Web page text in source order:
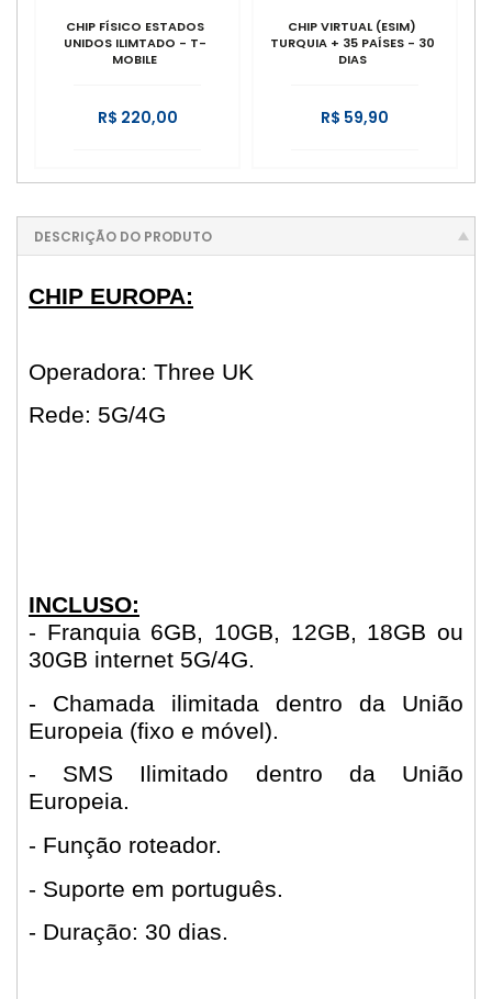
CHIP FÍSICO ESTADOS
UNIDOS ILIMTADO - T-
MOBILE
R$ 220,00
CHIP VIRTUAL (ESIM)
TURQUIA + 35 PAÍSES - 30
DIAS
R$ 59,90
DESCRIÇÃO DO PRODUTO
CHIP EUROPA:
Operadora: Three UK
Rede: 5G/4G
INCLUSO:
- Franquia 6GB, 10GB, 12GB, 18GB ou
30GB internet 5G/4G.
- Chamada ilimitada dentro da União
Europeia (fixo e móvel).
- SMS Ilimitado dentro da União
Europeia.
- Função roteador.
- Suporte em português.
- Duração: 30 dias.